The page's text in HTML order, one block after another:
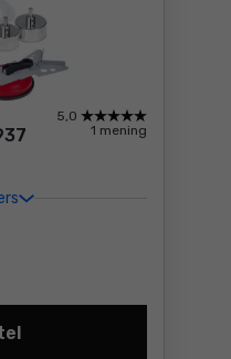
5,0
1 mening
diamant